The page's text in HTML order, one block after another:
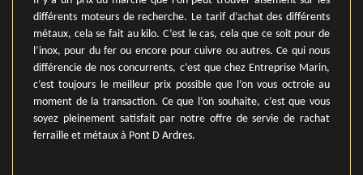
différents moteurs de recherche. Le tarif d’achat des différents
métaux, cela se fait au kilo. C’est le cas, cela que ce soit pour de
l’inox, pour du fer ou encore pour cuivre ou autres. Ce qui nous
différencie de nos concurrents, c’est que chez Entreprise Marin,
c’est toujours le meilleur prix possible que l’on vous octroie au
moment de la transaction. Ce que l’on souhaite, c’est que vous
soyez pleinement satisfait par notre offre de servie de rachat
ferraille et métaux à Pont D Ardres.